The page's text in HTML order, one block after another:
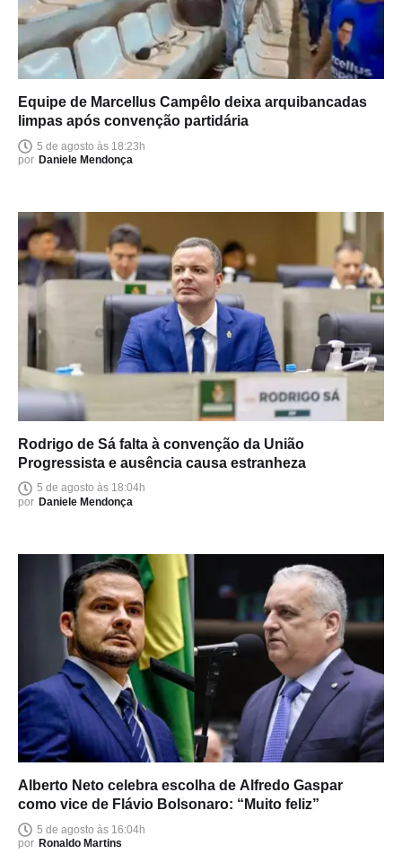
Equipe de Marcellus Campêlo deixa arquibancadas
limpas após convenção partidária
5 de agosto às 18:23h
por Daniele Mendonça
Rodrigo de Sá falta à convenção da União
Progressista e ausência causa estranheza
5 de agosto às 18:04h
por Daniele Mendonça
Alberto Neto celebra escolha de Alfredo Gaspar
como vice de Flávio Bolsonaro: “Muito feliz”
5 de agosto às 16:04h
por Ronaldo Martins